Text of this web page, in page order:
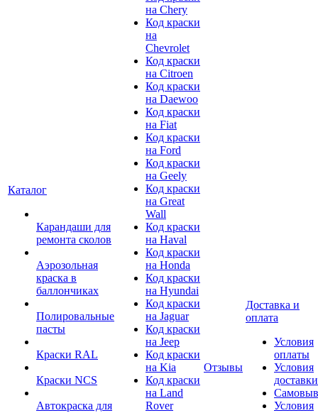
Каталог
Карандаши для
ремонта сколов
Аэрозольная
краска в
баллончиках
Полировальные
пасты
Краски RAL
Краски NCS
Автокраска для
на Chery
Код краски
на
Chevrolet
Код краски
на Citroen
Код краски
на Daewoo
Код краски
на Fiat
Код краски
на Ford
Код краски
на Geely
Код краски
на Great
Wall
Код краски
на Haval
Код краски
на Honda
Код краски
на Hyundai
Код краски
на Jaguar
Код краски
на Jeep
Код краски
на Kia
Код краски
на Land
Rover
Отзывы
Доставка и
оплата
Условия
оплаты
Условия
доставки
Условия